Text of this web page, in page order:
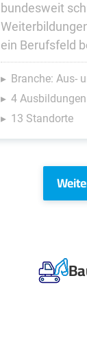
bundesweit
ein Berufsfeld
Branche: Aus-
4 Ausbildungen
13 Standorte